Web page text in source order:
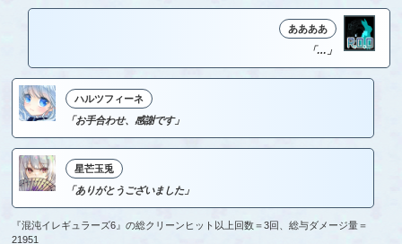
ああああ
「…」
ハルツフィーネ
「お手合わせ、感謝です」
星芒玉兎
「ありがとうございました」
『混沌イレギュラーズ6』の総クリーンヒット以上回数＝3回、総与ダメージ量＝
21951